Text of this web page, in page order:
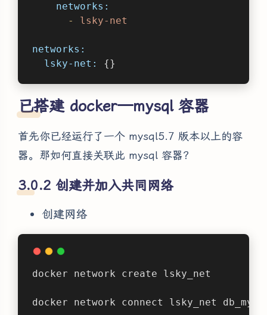
networks:
-
lsky-net
networks:
lsky-net:
{}
已搭建 docker—mysql 容器
首先你已经运行了一个 mysql5.7 版本以上的容
器。那如何直接关联此 mysql 容器？
创建并加入共同网络
创建网络
docker network create lsky_net
docker network connect lsky_net